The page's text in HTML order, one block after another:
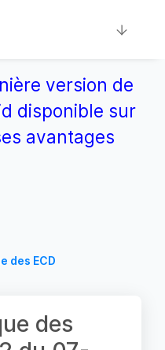
version de
disponible sur
avantages
des ECD
des